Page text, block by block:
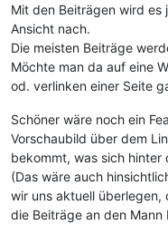
Mit den Beiträgen wird es
Ansicht nach.
Die meisten Beiträge
Möchte man da auf eine
od. verlinken einer Seite
Schöner wäre noch ein
Vorschaubild über dem
bekommt, was sich hinter
(Das wäre auch
wir uns aktuell überlegen,
die Beiträge an den Mann